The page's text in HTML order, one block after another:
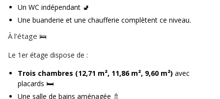
Un WC indépendant 🚽
Une buanderie et une chaufferie complètent ce niveau.
À l’étage 🛌
Le 1er étage dispose de :
Trois chambres (12,71 m², 11,86 m², 9,60 m²) avec
placards 🛏️
Une salle de bains aménagée 🚿